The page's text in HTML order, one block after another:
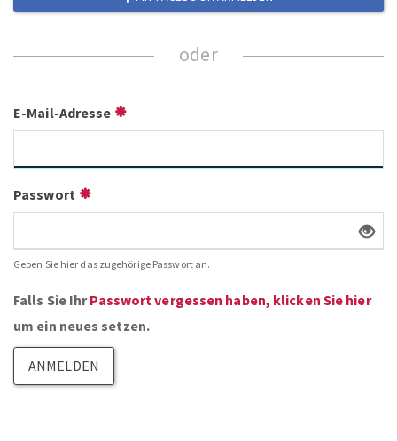
E-Mail-Adresse
Passwort
Geben Sie hier das zugehörige Passwort an.
Falls Sie IhrPasswort vergessen haben, klicken Sie hier
um ein neues setzen.
ANMELDEN